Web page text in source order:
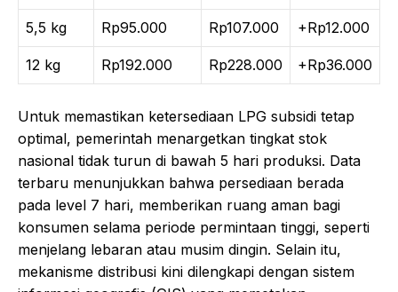
5,5 kg Rp95.000 Rp107.000 +Rp12.000
12 kg Rp192.000 Rp228.000 +Rp36.000
Untuk memastikan ketersediaan LPG subsidi tetap
optimal, pemerintah menargetkan tingkat stok
nasional tidak turun di bawah 5 hari produksi. Data
terbaru menunjukkan bahwa persediaan berada
pada level 7 hari, memberikan ruang aman bagi
konsumen selama periode permintaan tinggi, seperti
menjelang lebaran atau musim dingin. Selain itu,
mekanisme distribusi kini dilengkapi dengan sistem